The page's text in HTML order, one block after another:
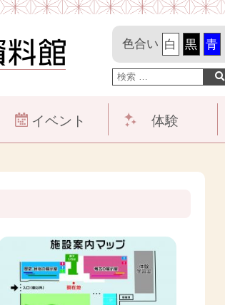
色合い
イベント 体験